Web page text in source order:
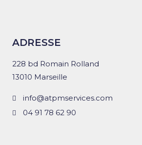
ADRESSE
228 bd Romain Rolland
13010 Marseille
info@atpmservices.com
04 91 78 62 90